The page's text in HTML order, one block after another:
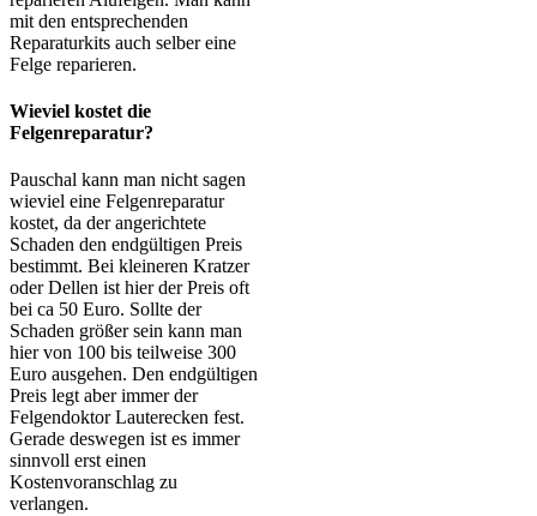
mit den entsprechenden
Reparaturkits auch selber eine
Felge reparieren.
Wieviel kostet die
Felgenreparatur?
Pauschal kann man nicht sagen
wieviel eine Felgenreparatur
kostet, da der angerichtete
Schaden den endgültigen Preis
bestimmt. Bei kleineren Kratzer
oder Dellen ist hier der Preis oft
bei ca 50 Euro. Sollte der
Schaden größer sein kann man
hier von 100 bis teilweise 300
Euro ausgehen. Den endgültigen
Preis legt aber immer der
Felgendoktor Lauterecken fest.
Gerade deswegen ist es immer
sinnvoll erst einen
Kostenvoranschlag zu
verlangen.